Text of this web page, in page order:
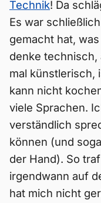
Technik! Da
Es war
gemacht hat,
denke technisch,
mal künstlerisch,
kann nicht
viele Sprachen.
verständlich
können (und
der Hand). So
irgendwann auf
hat mich nicht